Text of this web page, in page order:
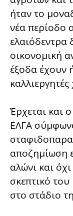
ήταν το
νέα περίοδο
ελαιόδεντρα
οικονομική
έξοδα έχουν
Έρχεται και
ΕΛΓΑ
αποζημίωση
αλώνι και
σκεπτικό
στο στάδιο